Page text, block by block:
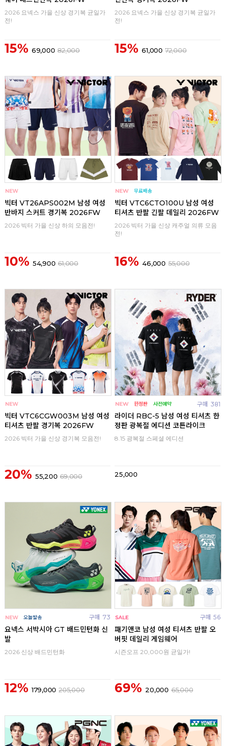
2026 요넥스 가을 신상 경기복 균일가
전!
15% 69,000 82,000
2026 요넥스 가을 신상 경기복 균일가
전!
15% 61,000 72,000
빅터 VT26APS002M 남성 여성
반바지 스커트 경기복 2026FW
2026 빅터 가을 신상 하의 모음전!
10% 54,900 61,000
빅터 VTC6CTO100U 남성 여성
티셔츠 반팔 긴팔 데일리 2026FW
2026 빅터 가을 신상 캐주얼 의류 모음
전!
16% 46,000 55,000
빅터 VTC6CGW003M 남성 여성
티셔츠 반팔 경기복 2026FW
2026 빅터 가을 신상 경기복 모음전!
20% 55,200 69,000
구매 381
라이더 RBC-5 남성 여성 티셔츠 한
정판 광복절 에디션 코튼라이크
8.15 광복절 스페셜 에디션
25,000
구매 73
요넥스 서박시아 GT 배드민턴화 신
발
2026 신상 배드민턴화
12% 179,000 205,000
구매 56
패기앤코 남성 여성 티셔츠 반팔 오
버핏 데일리 게임웨어
시즌오프 20,000원 균일가!
69% 20,000 65,000